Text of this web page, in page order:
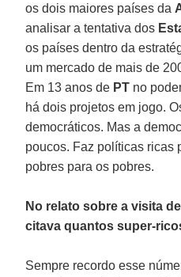
os dois maiores países da
analisar a tentativa dos
os países dentro da
um mercado de mais de
Em 13 anos de PT no
há dois projetos em jogo.
democráticos. Mas a
poucos. Faz políticas ricas
pobres para os pobres.
No relato sobre a visita
citava quantos super-
Sempre recordo esse